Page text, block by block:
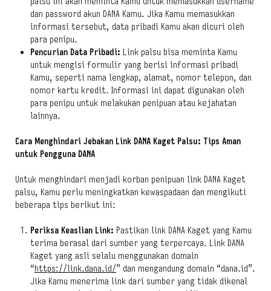
dan password akun DANA Kamu. Jika Kamu memasukkan
informasi tersebut, data pribadi Kamu akan dicuri oleh
para penipu.
Pencurian Data Pribadi: Link palsu bisa meminta Kamu
untuk mengisi formulir yang berisi informasi pribadi
Kamu, seperti nama lengkap, alamat, nomor telepon, dan
nomor kartu kredit. Informasi ini dapat digunakan oleh
para penipu untuk melakukan penipuan atau kejahatan
lainnya.
Cara Menghindari Jebakan Link DANA Kaget Palsu: Tips Aman
untuk Pengguna DANA
Untuk menghindari menjadi korban penipuan link DANA Kaget
palsu, Kamu perlu meningkatkan kewaspadaan dan mengikuti
beberapa tips berikut ini:
Periksa Keaslian Link: Pastikan link DANA Kaget yang Kamu
terima berasal dari sumber yang terpercaya. Link DANA
Kaget yang asli selalu menggunakan domain
“https://link.dana.id/” dan mengandung domain “dana.id”.
Jika Kamu menerima link dari sumber yang tidak dikenal